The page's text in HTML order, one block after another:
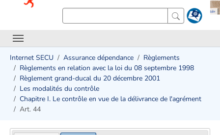
Internet SECU Assurance dépendance
Règlements
Règlements en relation avec la loi du 08 septembre 1998
Règlement grand-ducal du 20 décembre 2001
Les modalités du contrôle
Chapitre I. Le contrôle en vue de la délivrance de l'agrément
Art. 44